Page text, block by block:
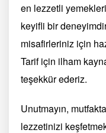
en lezzetli
keyifli bir
misafirleriniz için
Tarif için ilham
teşekkür ederiz.
Unutmayın, mutfakta
lezzetinizi